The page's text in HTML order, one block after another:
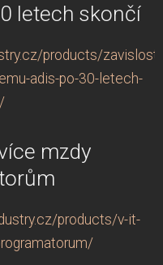
letech skončí
products/zavislost-
adis-po-30-letech-
mzdy
products/v-it-